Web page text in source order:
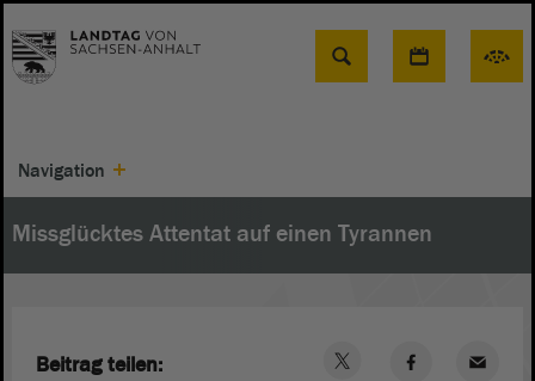
Suche
Navigation
Missglücktes Attentat auf einen Tyrannen
Beitrag teilen: